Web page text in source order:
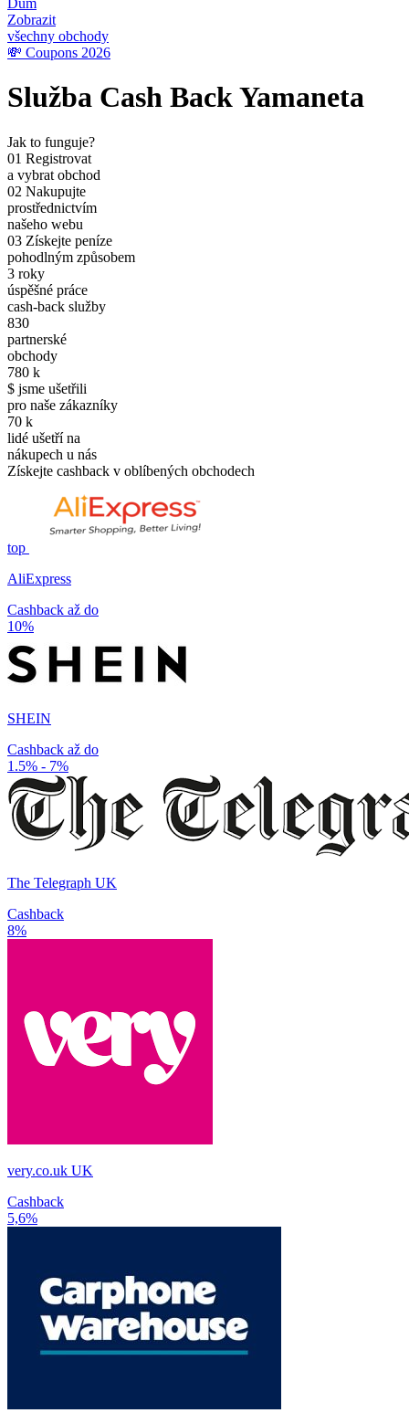
Dům
Zobrazit
všechny obchody
💸 Coupons 2026
Služba Cash Back Yamaneta
Jak to funguje?
01 Registrovat
a vybrat obchod
02 Nakupujte
prostřednictvím
našeho webu
03 Získejte peníze
pohodlným způsobem
3 roky
úspěšné práce
cash-back služby
830
partnerské
obchody
780 k
$ jsme ušetřili
pro naše zákazníky
70 k
lidé ušetří na
nákupech u nás
Získejte cashback v oblíbených obchodech
top
AliExpress
Cashback až do
10%
SHEIN
Cashback až do
1.5% - 7%
The Telegraph UK
Cashback
8%
very.co.uk UK
Cashback
5,6%